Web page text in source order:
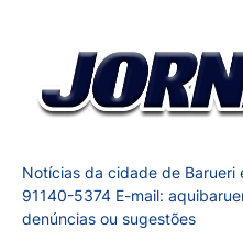
Notícias da cidade de Barueri
91140-5374 E-mail:
denúncias ou sugestões